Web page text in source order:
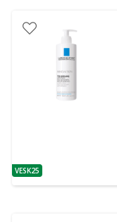
patarimas
VESK25